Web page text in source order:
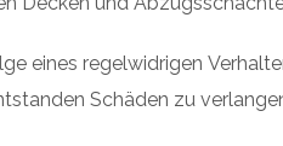
eines regelwidrigen
Schäden zu